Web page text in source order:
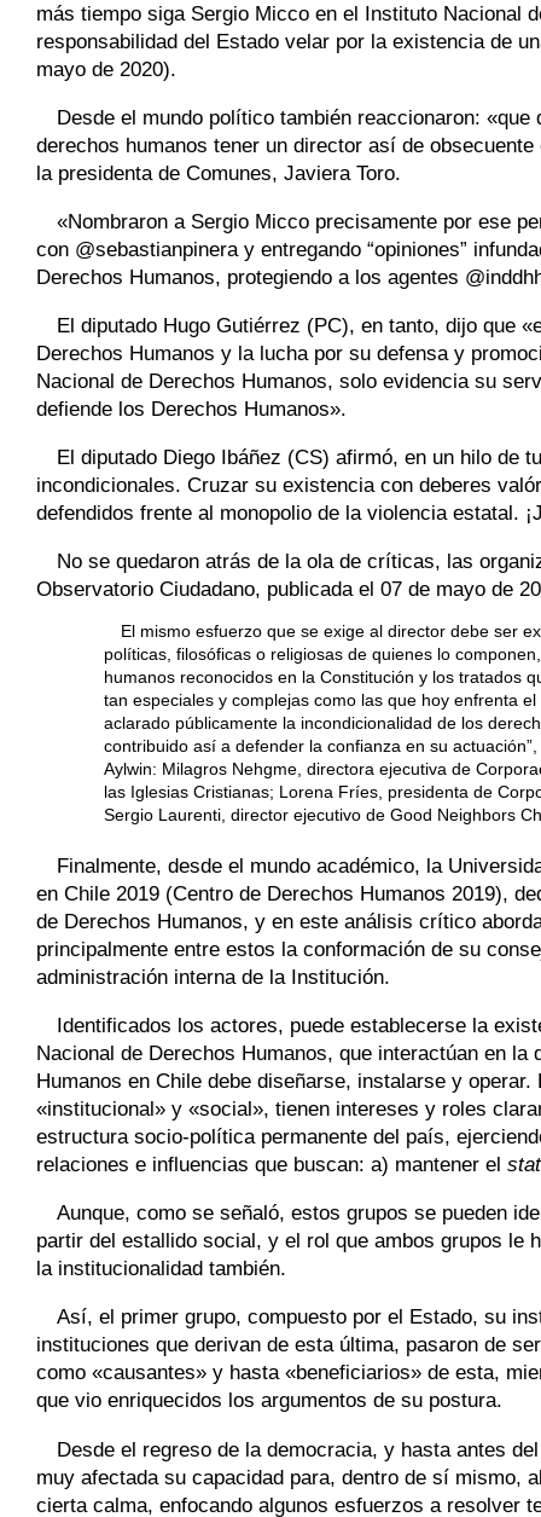
más tiempo siga Sergio Micco en el Instituto Nacional
responsabilidad del Estado velar por la existencia de
mayo de 2020).
Desde el mundo político también reaccionaron:
derechos humanos tener un director así de
la presidenta de Comunes, Javiera Toro.
«Nombraron a Sergio Micco precisamente por ese
con @sebastianpinera y entregando “opiniones”
Derechos Humanos, protegiendo a los agentes
El diputado Hugo Gutiérrez (PC), en tanto, dijo que
Derechos Humanos y la lucha por su defensa y
Nacional de Derechos Humanos, solo evidencia su
defiende los Derechos Humanos».
El diputado Diego Ibáñez (CS) afirmó, en un hilo de
incondicionales. Cruzar su existencia con deberes
defendidos frente al monopolio de la violencia estatal.
No se quedaron atrás de la ola de críticas, las
Observatorio Ciudadano, publicada el 07 de mayo de
El mismo esfuerzo que se exige al director debe ser
políticas, filosóficas o religiosas de quienes lo
humanos reconocidos en la Constitución y los tratados
tan especiales y complejas como las que hoy enfrenta
aclarado públicamente la incondicionalidad de los
contribuido así a defender la confianza en su
Aylwin: Milagros Nehgme, directora ejecutiva de
las Iglesias Cristianas; Lorena Fríes, presidenta de
Sergio Laurenti, director ejecutivo de Good Neighbors
Finalmente, desde el mundo académico, la
en Chile 2019 (Centro de Derechos Humanos 2019),
de Derechos Humanos, y en este análisis crítico
principalmente entre estos la conformación de su
administración interna de la Institución.
Identificados los actores, puede establecerse la
Nacional de Derechos Humanos, que interactúan en
Humanos en Chile debe diseñarse, instalarse y
«institucional» y «social», tienen intereses y roles
estructura socio-política permanente del país,
relaciones e influencias que buscan: a) mantener el
Aunque, como se señaló, estos grupos se pueden
partir del estallido social, y el rol que ambos grupos le
la institucionalidad también.
Así, el primer grupo, compuesto por el Estado, su
instituciones que derivan de esta última, pasaron de
como «causantes» y hasta «beneficiarios» de esta,
que vio enriquecidos los argumentos de su postura.
Desde el regreso de la democracia, y hasta antes
muy afectada su capacidad para, dentro de sí mismo,
cierta calma, enfocando algunos esfuerzos a resolver